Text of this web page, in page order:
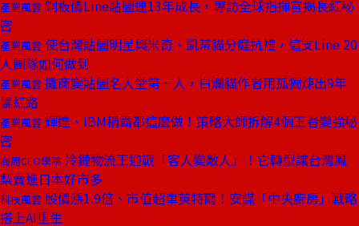
產業風雲 銅板價Line貼圖連13年成長，專訪全球指揮官揭長紅秘
密
產業風雲 使台灣貼圖明星與米奇、凱蒂貓分庭抗禮，這支Line 20
人團隊如何做到
產業風雲 攤商變貼圖名人堂第一人，白爛貓作者用孤獨煉出9年
暴紅路
產業風雲 輝達、IBM稱霸都這麼做！策略大師拆解4個王者變強秘
密
商周CEO學院 冷鏈物流王迎戰「客人變敵人」！它轉型讓台灣鳳
梨賣進日本好市多
科技風雲 股價漲1.9倍、市值超車英特爾！安謀「中央廚房」戰略
搭上AI重生